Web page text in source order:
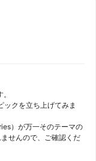
ックを立ち上げてみま
）が万一そのテーマの
せんので、ご確認くだ